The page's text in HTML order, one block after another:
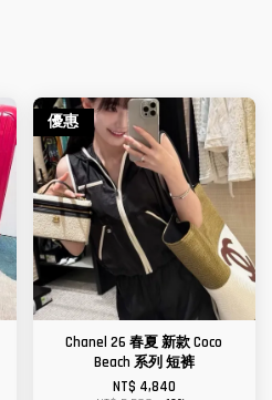
優惠
Chanel 26 春夏 新款 Coco
Beach 系列 短裤
NT$ 4,840